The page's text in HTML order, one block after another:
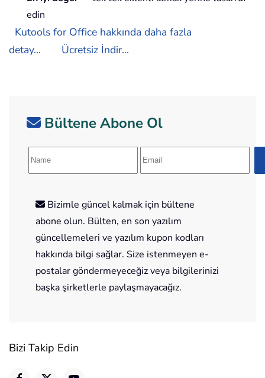
edin
Kutools for Office hakkında daha fazla
detay...
Ücretsiz İndir...
Bültene Abone Ol
Bizimle güncel kalmak için bültene
abone olun. Bülten, en son yazılım
güncellemeleri ve yazılım kupon kodları
hakkında bilgi sağlar. Size istenmeyen e-
postalar göndermeyeceğiz veya bilgilerinizi
başka şirketlerle paylaşmayacağız.
Bizi Takip Edin